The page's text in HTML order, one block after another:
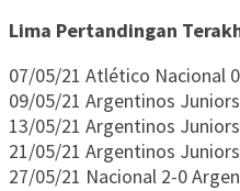
Lima Pertandingan
07/05/21 Atlético Nacional
09/05/21 Argentinos
13/05/21 Argentinos
21/05/21 Argentinos
27/05/21 Nacional 2-0